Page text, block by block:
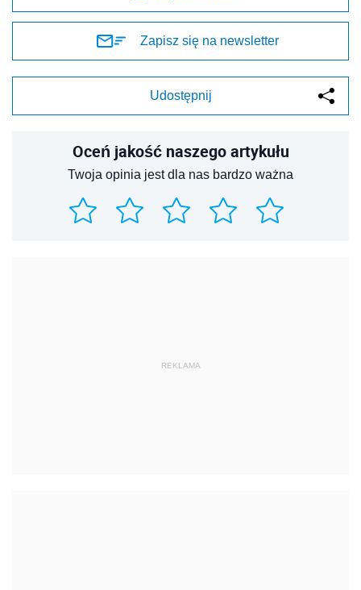
Zapisz się na newsletter
Udostępnij
Oceń jakość naszego artykułu
Twoja opinia jest dla nas bardzo ważna
REKLAMA